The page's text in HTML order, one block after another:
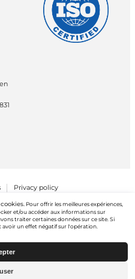
Privacy policy
droits réservés
Pour offrir les meilleures expériences,
et/ou accéder aux informations sur
traiter certaines données sur ce site. Si
avoir un effet négatif sur l'opération.